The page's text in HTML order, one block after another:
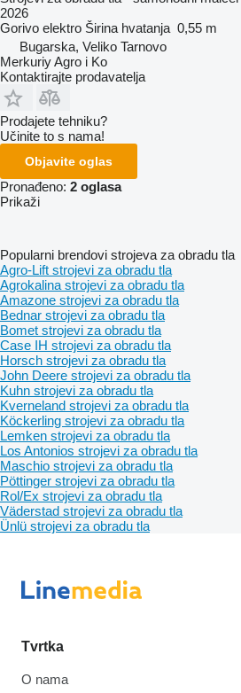
2026
Gorivo elektro Širina hvatanja 0,55 m
Bugarska, Veliko Tarnovo
Merkuriy Agro i Ko
Kontaktirajte prodavatelja
Prodajete tehniku?
Učinite to s nama!
Objavite oglas
Pronađeno: 2 oglasa
Prikaži
Popularni brendovi strojeva za obradu tla
Agro-Lift strojevi za obradu tla
Agrokalina strojevi za obradu tla
Amazone strojevi za obradu tla
Bednar strojevi za obradu tla
Bomet strojevi za obradu tla
Case IH strojevi za obradu tla
Horsch strojevi za obradu tla
John Deere strojevi za obradu tla
Kuhn strojevi za obradu tla
Kverneland strojevi za obradu tla
Köckerling strojevi za obradu tla
Lemken strojevi za obradu tla
Los Antonios strojevi za obradu tla
Maschio strojevi za obradu tla
Pöttinger strojevi za obradu tla
Rol/Ex strojevi za obradu tla
Väderstad strojevi za obradu tla
Ünlü strojevi za obradu tla
Tvrtka
O nama